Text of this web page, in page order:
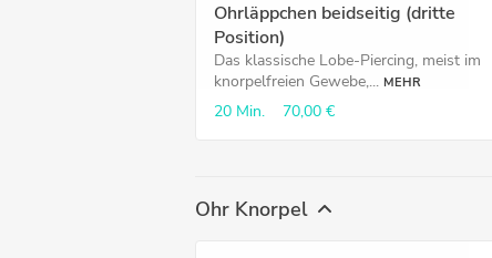
Ohrläppchen beidseitig (dritte
Position)
Das klassische Lobe-Piercing, meist im
knorpelfreien Gewebe,... MEHR
20 Min. 70,00 €
Ohr Knorpel